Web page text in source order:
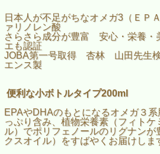
日本人が不足がちなオメガ3（Ｅ
ァリノレン酸
さらさら成分が豊富 安心・栄養・
エも認証
JOBA第一号取得 杏林 山田先生
エンス製
便利な小ボトルタイプ200ml
EPAやDHAのもとになるオメガ３
っぷり含み、植物栄養素（フィトケ
ル）でポリフェノールのリグナンが
クスオイル）をすばやくお届けしま